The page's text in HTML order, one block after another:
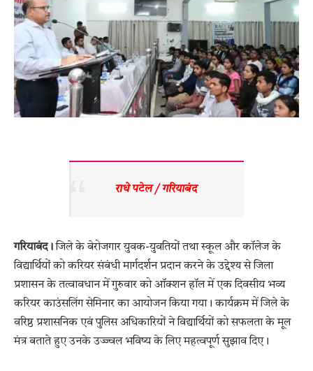
राधे पटेल / गरियाबंद
गरियाबंद। जिले के बेरोजगार युवक-युवतियों तथा स्कूल और कॉलेज के
विद्यार्थियों को करियर संबंधी मार्गदर्शन प्रदान करने के उद्देश्य से जिला
प्रशासन के तत्वावधान में गुरुवार को ऑक्शन हॉल में एक दिवसीय भव्य
करियर काउंसलिंग सेमिनार का आयोजन किया गया। कार्यक्रम में जिले के
वरिष्ठ प्रशासनिक एवं पुलिस अधिकारियों ने विद्यार्थियों को सफलता के मूल
मंत्र बताते हुए उनके उज्ज्वल भविष्य के लिए महत्वपूर्ण सुझाव दिए।